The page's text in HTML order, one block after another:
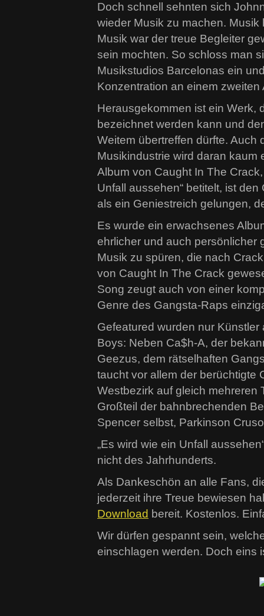
Doch schnell sehnten sich
wieder Musik zu machen.
Musik war der treue Begleiter
sein mochten. So schloss man
Musikstudios Barcelonas ein
Konzentration an einem zweiten
Herausgekommen ist ein Werk,
bezeichnet werden kann und
Weitem übertreffen dürfte. Auch
Musikindustrie wird daran kaum
Album von Caught In The
Unfall aussehen“ betitelt, ist
als ein Geniestreich gelungen,
Es wurde ein erwachsenes
ehrlicher und auch persönlicher
Musik zu spüren, die nach
von Caught In The Crack
Song zeugt auch von einer
Genre des Gangsta-Raps
Gefeatured wurden nur
Boys: Neben Ca$h-A, der
Geezus, dem rätselhaften
taucht vor allem der berüchtigte
Westbezirk auf gleich mehreren
Großteil der bahnbrechenden
Spencer selbst, Parkinson
„Es wird wie ein Unfall
nicht des Jahrhunderts.
Als Dankeschön an alle Fans,
jederzeit ihre Treue bewiesen
Download bereit. Kostenlos.
Wir dürfen gespannt sein,
einschlagen werden. Doch eins